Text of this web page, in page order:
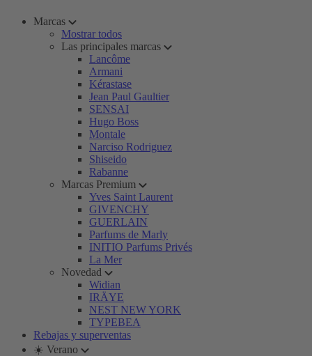
Marcas
Mostrar todos
Las principales marcas
Lancôme
Armani
Kérastase
Jean Paul Gaultier
SENSAI
Hugo Boss
Montale
Narciso Rodriguez
Shiseido
Rabanne
Marcas Premium
Yves Saint Laurent
GIVENCHY
GUERLAIN
Parfums de Marly
INITIO Parfums Privés
La Mer
Novedad
Widian
IRÄYE
NEST NEW YORK
TYPEBEA
Rebajas y superventas
☀️ Verano